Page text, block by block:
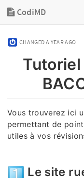
CodiMD
CHANGED A YEAR AGO
Vous trouverez ici
permettant de
utiles à vos
Le site